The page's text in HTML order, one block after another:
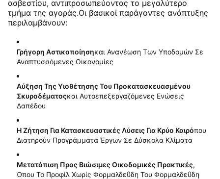
ασβεστίου, αντιπροσωπεύοντας το μεγαλύτερο
τμήμα της αγοράς.Οι βασικοί παράγοντες ανάπτυξης
περιλαμβάνουν:
Γρήγορη ΑστικοποίησηΚαι Ανανέωση Των Υποδομών Σε
Αναπτυσσόμενες Οικονομίες
Αύξηση Της Υιοθέτησης Του Προκατασκευασμένου
ΣκυροδέματοςΚαι Αυτοεπεξεργαζόμενες Ενώσεις
Δαπέδου
Η Ζήτηση Για Κατασκευαστικές Λύσεις Για Κρύο ΚαιρόΠου
Διατηρούν Προγράμματα Έργων Σε Δύσκολα Κλίματα
Μετατόπιση Προς Βιώσιμες Οικοδομικές Πρακτικές,
Όπου Το Προφίλ Χωρίς Φορμαλδεΰδη Του Φορμαλδεΰδη